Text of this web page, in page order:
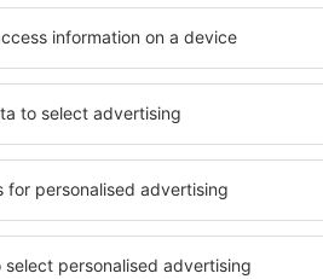
Hyatt Place Charlottesville
Charlottesville, 14 srpna 2026, 2 noci
Zobrazit více hotelů in